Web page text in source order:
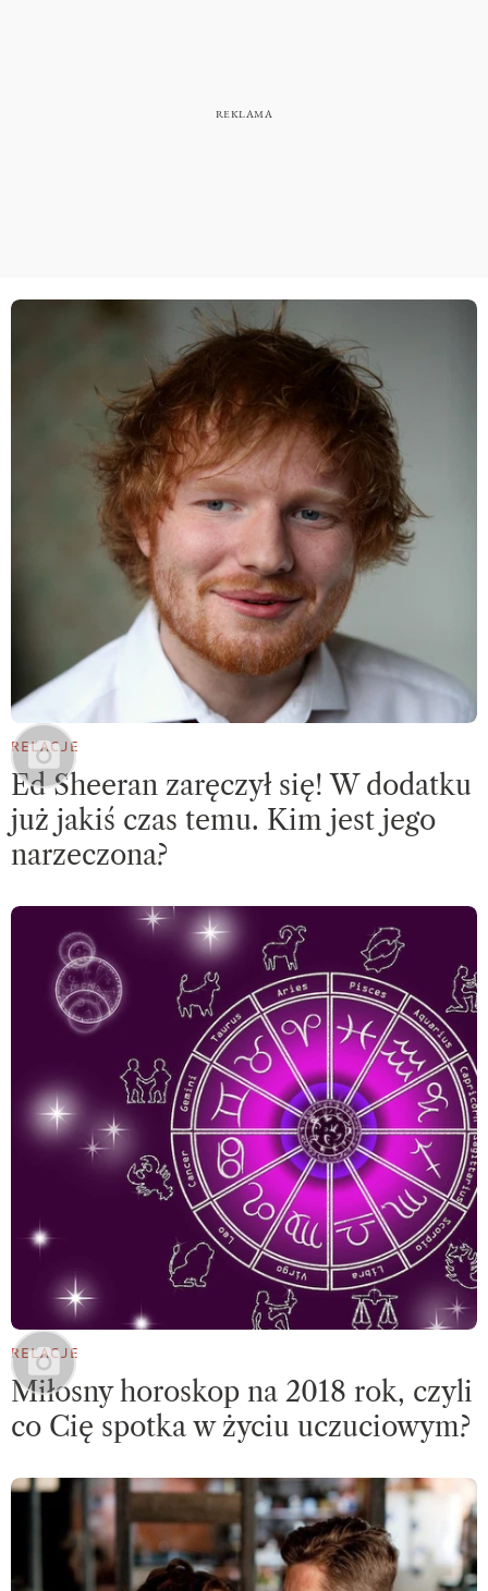
RELACJE
Ed Sheeran zaręczył się! W dodatku
już jakiś czas temu. Kim jest jego
narzeczona?
RELACJE
Miłosny horoskop na 2018 rok, czyli
co Cię spotka w życiu uczuciowym?